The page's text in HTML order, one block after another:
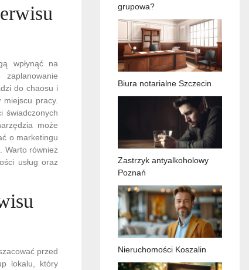
wpłynąć na
do chaosu i
pracy.
świadczonych
może
o marketingu
Warto również
usług oraz
przed
lokalu, który
grupowa?
Biura notarialne Szczecin
Zastrzyk antyalkoholowy
Poznań
Nieruchomości Koszalin